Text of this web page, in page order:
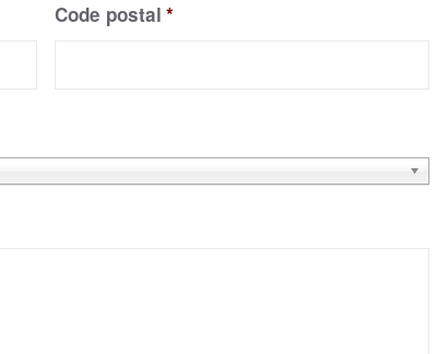
Code postal *